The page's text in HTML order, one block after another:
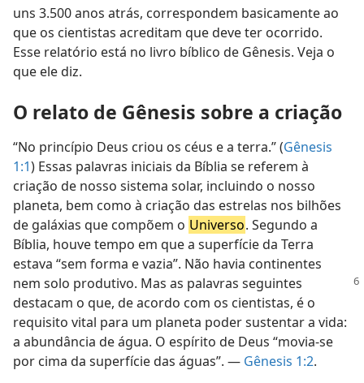
uns 3.500 anos atrás, correspondem basicamente ao
que os cientistas acreditam que deve ter ocorrido.
Esse relatório está no livro bíblico de Gênesis. Veja o
que ele diz.
O relato de Gênesis sobre a criação
“No princípio Deus criou os céus e a terra.” (Gênesis
1:1) Essas palavras iniciais da Bíblia se referem à
criação de nosso sistema solar, incluindo o nosso
planeta, bem como à criação das estrelas nos bilhões
de galáxias que compõem o Universo. Segundo a
Bíblia, houve tempo em que a superfície da Terra
estava “sem forma e vazia”. Não havia continentes
nem solo produtivo. Mas as palavras seguintes
destacam o que, de acordo com os cientistas, é o
requisito vital para um planeta poder sustentar a vida:
a abundância de água. O espírito de Deus “movia-se
por cima da superfície das águas”. — Gênesis 1:2.